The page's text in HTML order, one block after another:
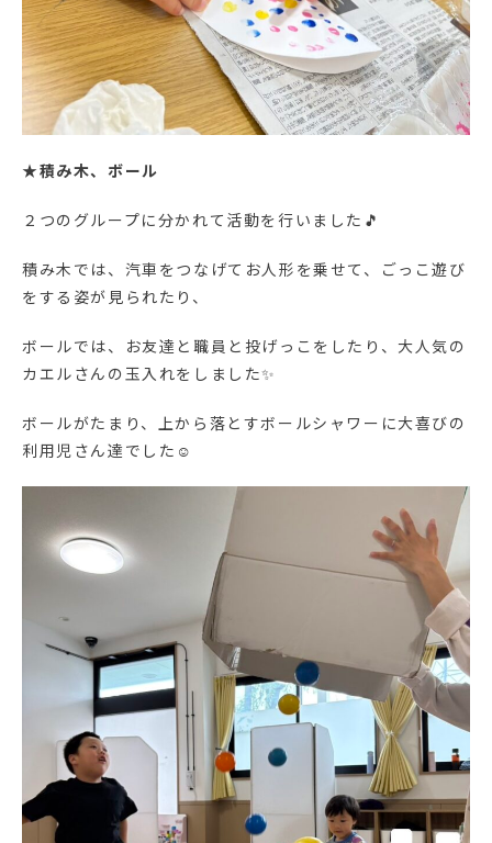
★積み木、ボール
２つのグループに分かれて活動を行いました🎵
積み木では、汽車をつなげてお人形を乗せて、ごっこ遊び
をする姿が見られたり、
ボールでは、お友達と職員と投げっこをしたり、大人気の
カエルさんの玉入れをしました✨
ボールがたまり、上から落とすボールシャワーに大喜びの
利用児さん達でした☺